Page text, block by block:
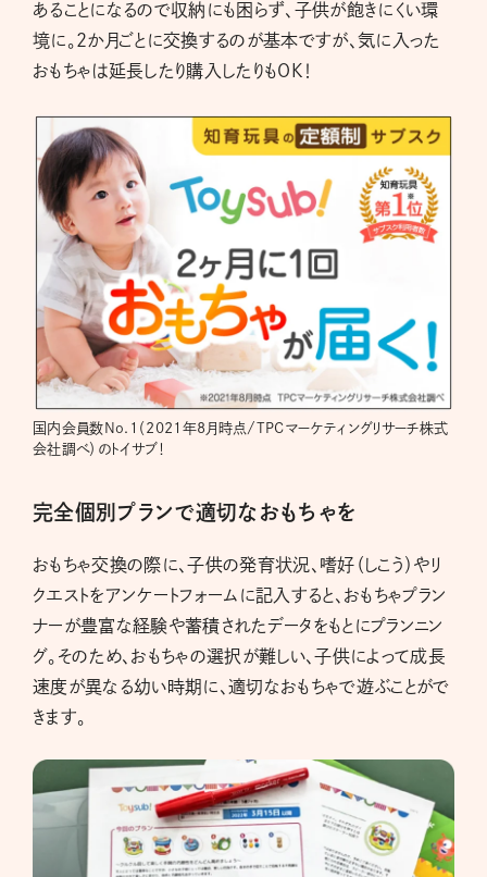
あることになるので収納にも困らず、子供が飽きにくい環
境に。2か月ごとに交換するのが基本ですが、気に入った
おもちゃは延長したり購入したりもOK！
国内会員数No.1（2021年8月時点/TPCマーケティングリサーチ株式
会社調べ）のトイサブ！
完全個別プランで適切なおもちゃを
おもちゃ交換の際に、子供の発育状況、嗜好（しこう）やリ
クエストをアンケートフォームに記入すると、おもちゃプラン
ナーが豊富な経験や蓄積されたデータをもとにプランニン
グ。そのため、おもちゃの選択が難しい、子供によって成長
速度が異なる幼い時期に、適切なおもちゃで遊ぶことがで
きます。